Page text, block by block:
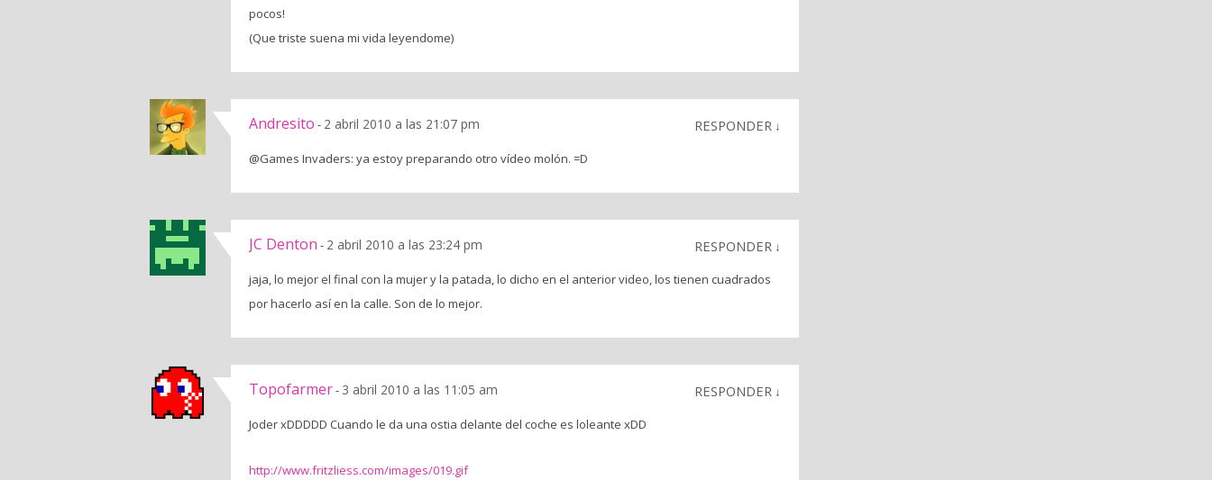
pocos!
(Que triste suena mi vida leyendome)
Andresito - 2 abril 2010 a las 21:07 pm RESPONDER ↓
@Games Invaders: ya estoy preparando otro vídeo molón. =D
JC Denton - 2 abril 2010 a las 23:24 pm RESPONDER ↓
jaja, lo mejor el final con la mujer y la patada, lo dicho en el anterior video, los tienen cuadrados
por hacerlo así en la calle. Son de lo mejor.
Topofarmer- 3 abril 2010 a las 11:05 am RESPONDER ↓
Joder xDDDDD Cuando le da una ostia delante del coche es loleante xDD
http://www.fritzliess.com/images/019.gif